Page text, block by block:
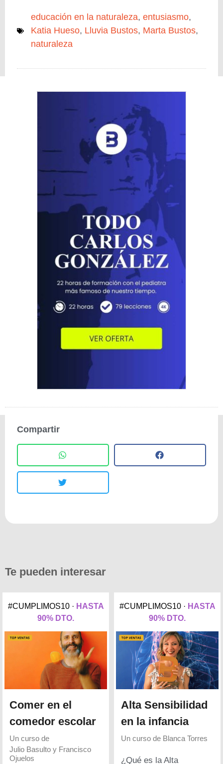
educación en la naturaleza, entusiasmo,
Katia Hueso, Lluvia Bustos, Marta Bustos,
naturaleza
Compartir
Te pueden interesar
#CUMPLIMOS10 · HASTA
90% DTO.
Comer en el
comedor escolar
Un curso de
Julio Basulto y Francisco
Ojuelos
#CUMPLIMOS10 · HASTA
90% DTO.
Alta Sensibilidad
en la infancia
Un curso de Blanca Torres
¿Qué es la Alta